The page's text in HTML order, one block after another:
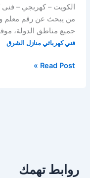
الكويت – كهربجي – فنى
من يبحث عن رقم معلم
جميع مناطق الدولة،
فني كهربائي منازل الشرق
فني
Read Post »
روابط تهمك